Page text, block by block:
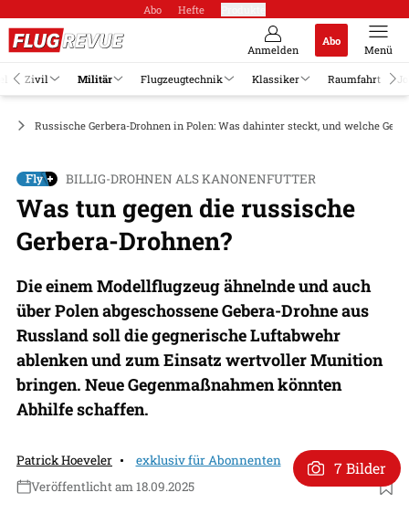
Abo Hefte
Anmelden
Abo
Menü
Zivil Militär Flugzeugtechnik Klassiker Raumfahrt
Russische Gerbera-Drohnen in Polen: Was dahinter steckt, und welche
BILLIG-DROHNEN ALS KANONENFUTTER
Was tun gegen die russische
Gerbera-Drohnen?
Die einem Modellflugzeug ähnelnde und auch
über Polen abgeschossene Gebera-Drohne aus
Russland soll die gegnerische Luftabwehr
ablenken und zum Einsatz wertvoller Munition
bringen. Neue Gegenmaßnahmen könnten
Abhilfe schaffen.
Patrick Hoeveler
exklusiv für Abonnenten
Veröffentlicht am 18.09.2025
Foto: via X
7 Bilder